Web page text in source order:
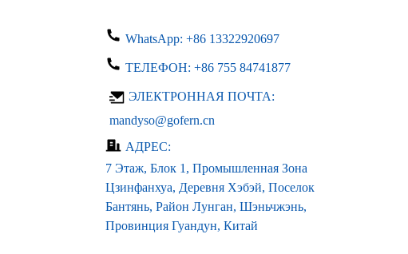
постоянного тока ...
Специально разработанный
открытого типа
переменного тока 1...
WhatsApp: +86 13322920697
ТЕЛЕФОН: +86 755 84741877
ЭЛЕКТРОННАЯ ПОЧТА:
mandyso@gofern.cn
АДРЕС:
7 Этаж, Блок 1, Промышленная Зона
Цзинфанхуа, Деревня Хэбэй, Поселок
Бантянь, Район Лунган, Шэньчжэнь,
Провинция Гуандун, Китай